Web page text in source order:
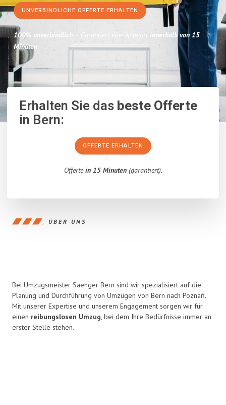
UNVERBINDLICHE OFFERTE ERHALTEN
100% unverbindlich – Garantiert eine Antwort innerhalb von 15
Minuten.
Erhalten Sie dasbeste Offerte
in Bern:
OFFERTE ERHALTEN
Offertein 15 Minuten(garantiert).
ÜBER UNS
Bei Umzugsmeister Saenger Bern sind wir spezialisiert auf die
Planung und Durchführung von Umzügen von Bern nach Poznań.
Mit unserer Expertise und unserem Engagement sorgen wir für
einen reibungslosen Umzug, bei dem Ihre Bedürfnisse immer an
erster Stelle stehen.